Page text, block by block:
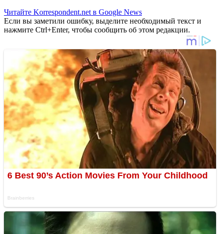
Читайте Korrespondent.net в Google News
Если вы заметили ошибку, выделите необходимый текст и
нажмите Ctrl+Enter, чтобы сообщить об этом редакции.